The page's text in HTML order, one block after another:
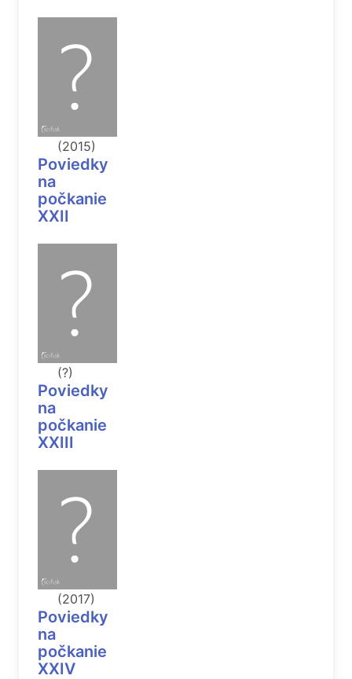
(2015)
Poviedky
na
počkanie
XXII
(?)
Poviedky
na
počkanie
XXIII
(2017)
Poviedky
na
počkanie
XXIV